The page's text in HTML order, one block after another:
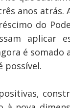
anos atrás.
do
aplicar
é somado
possível.